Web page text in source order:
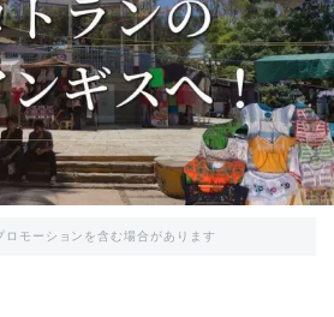
ロモーションを含む場合があります